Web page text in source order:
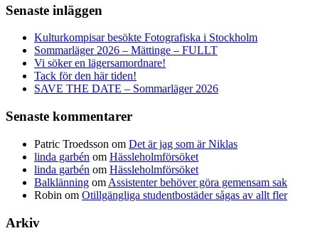
Senaste inläggen
Kulturkompisar besökte Fotografiska i Stockholm
Sommarläger 2026 – Mättinge – FULLT
Vi söker en lägersamordnare!
Tack för den här tiden!
SAVE THE DATE – Sommarläger 2026
Senaste kommentarer
Patric Troedsson om Det är jag som är Niklas
linda garbén om Hässleholmförsöket
linda garbén om Hässleholmförsöket
Balklänning om Assistenter behöver göra gemensam sak
Robin om Otillgängliga studentbostäder sågas av allt fler
Arkiv